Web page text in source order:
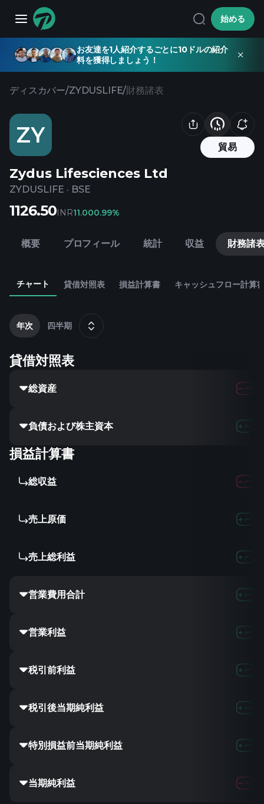
始める
お友達を1人紹介するごとに10ドルの紹介
料を獲得しましょう！
ディスカバー/ZYDUSLIFE/財務諸表
ZY 貿易
Zydus Lifesciences Ltd
ZYDUSLIFE · BSE
1126.50INR11.000.99%
概要 プロフィール 統計 収益 財務諸
チャート 貸借対照表 損益計算書 キャッシュフロー計算
年次 四半期
貸借対照表
総資産
負債および株主資本
損益計算書
総収益
売上原価
売上総利益
営業費用合計
営業利益
税引前利益
税引後当期純利益
特別損益前当期純利益
当期純利益